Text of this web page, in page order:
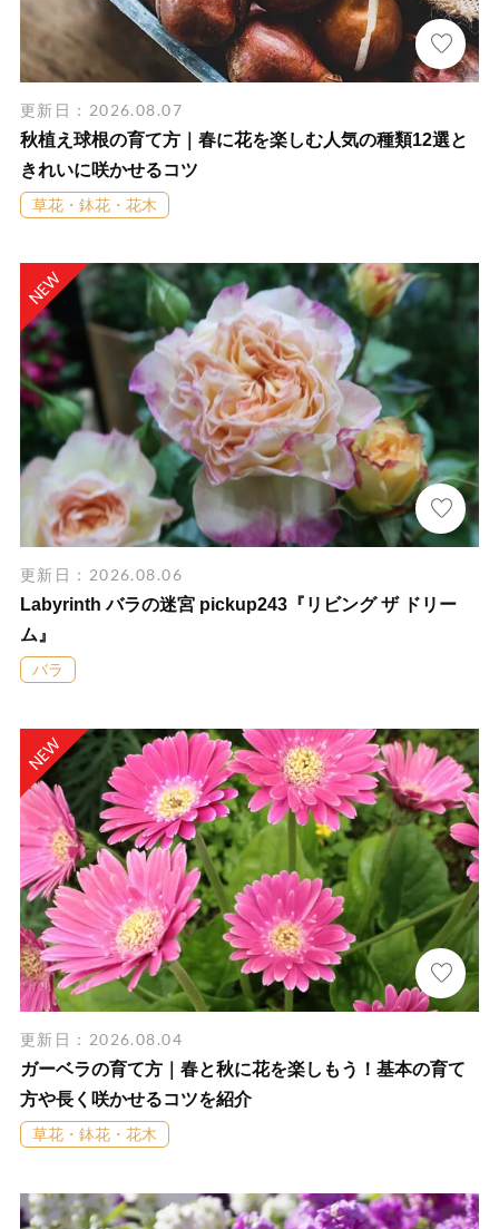
更新日：2026.08.07
秋植え球根の育て方｜春に花を楽しむ人気の種類12選と
きれいに咲かせるコツ
草花・鉢花・花木
更新日：2026.08.06
Labyrinth バラの迷宮 pickup243『リビング ザ ドリー
ム』
バラ
更新日：2026.08.04
ガーベラの育て方｜春と秋に花を楽しもう！基本の育て
方や長く咲かせるコツを紹介
草花・鉢花・花木